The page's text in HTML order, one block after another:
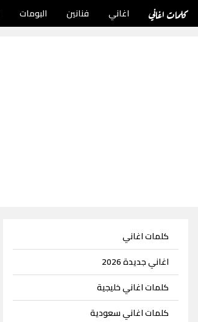
كلمات اغاني اغاني فنانين البومات
كلمات اغاني
اغاني جديدة 2026
كلمات اغاني خليجية
كلمات اغاني سعودية